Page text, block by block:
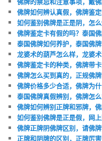
佛牌如何辨认真假，佛牌鉴
如何鉴别佛牌是正是阴，怎
佛牌鉴定卡有假的吗？泰国
泰国佛牌如何养护，泰国佛
龙婆术的葫芦怎么样，龙婆
佛牌鉴定卡的种类，佛牌带
佛牌怎么买到真的，正规佛
佛牌价格多少合适，佛牌为
泰国佛牌真假辨别，佛牌怎
佛牌如何辨别正牌和邪牌，
如何鉴别佛牌是正是假，网
佛牌正牌阴佛牌区别，请佛
正牌和阴牌的区别，正牌厉